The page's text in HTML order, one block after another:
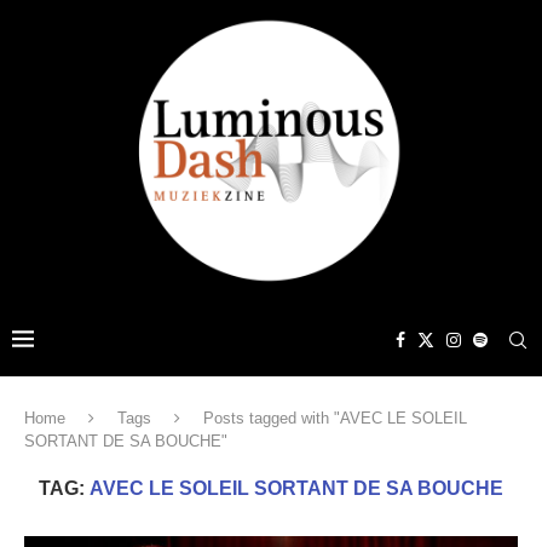
Home Tags
Posts tagged with "AVEC LE SOLEIL
SORTANT DE SA BOUCHE"
TAG: AVEC LE SOLEIL SORTANT DE SA BOUCHE